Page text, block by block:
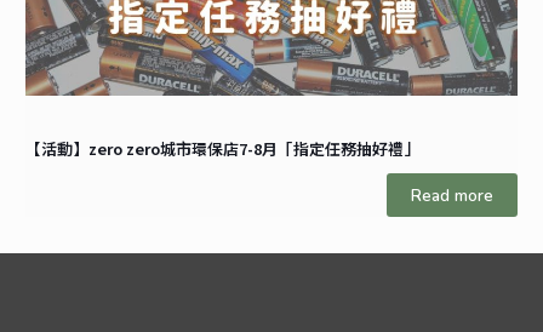
【活動】zero zero城市環保店7-8月「指定任務抽好禮」
Read more